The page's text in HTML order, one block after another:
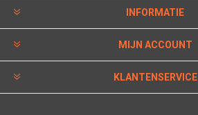
INFORMATIE
MIJN ACCOUNT
KLANTENSERVICE